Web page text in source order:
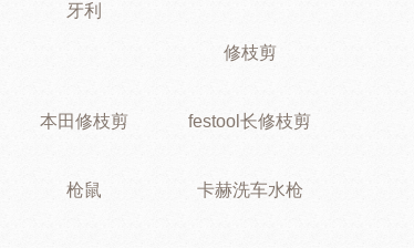
牙利
修枝剪
本田修枝剪 festool长修枝剪
枪鼠 卡赫洗车水枪